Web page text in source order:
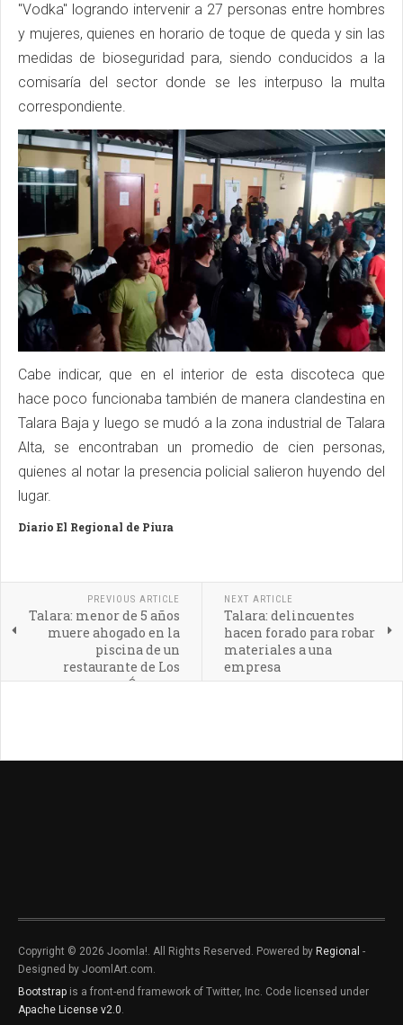
"Vodka" logrando intervenir a 27 personas entre hombres
y mujeres, quienes en horario de toque de queda y sin las
medidas de bioseguridad para, siendo conducidos a la
comisaría del sector donde se les interpuso la multa
correspondiente.
Cabe indicar, que en el interior de esta discoteca que
hace poco funcionaba también de manera clandestina en
Talara Baja y luego se mudó a la zona industrial de Talara
Alta, se encontraban un promedio de cien personas,
quienes al notar la presencia policial salieron huyendo del
lugar.
Diario El Regional de Piura
PREVIOUS ARTICLE
Talara: menor de 5 años
muere ahogado en la
piscina de un
restaurante de Los
Órganos
NEXT ARTICLE
Talara: delincuentes
hacen forado para robar
materiales a una
empresa
Copyright © 2026 Joomla!. All Rights Reserved. Powered by Regional -
Designed by JoomlArt.com.
Bootstrap is a front-end framework of Twitter, Inc. Code licensed under
Apache License v2.0.